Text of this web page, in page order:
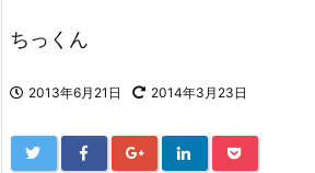
ちっくん
2013年6月21日 2014年3月23日